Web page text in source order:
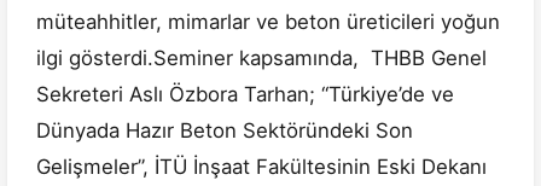
müteahhitler, mimarlar ve beton üreticileri yoğun
ilgi gösterdi.Seminer kapsamında, THBB Genel
Sekreteri Aslı Özbora Tarhan; “Türkiye’de ve
Dünyada Hazır Beton Sektöründeki Son
Gelişmeler”, İTÜ İnşaat Fakültesinin Eski Dekanı